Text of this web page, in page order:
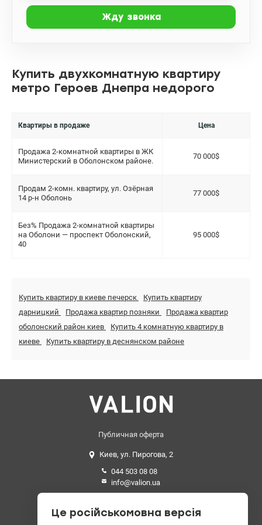
Купить двухкомнатную квартиру
метро Героев Днепра недорого
Квартиры в продаже Цена
Продажа 2-комнатной квартиры в ЖК
Министерский в Оболонском районе.
70 000$
Продам 2-комн. квартиру, ул. Озёрная
14 р-н Оболонь
77 000$
Без% Продажа 2-комнатной квартиры
на Оболони — проспект Оболонский,
40
95 000$
Купить квартиру в киеве печерск
Купить квартиру
дарницкий
Продажа квартир позняки
Продажа квартир
оболонский район киев
Купить 4 комнатную квартиру в
киеве
Купить квартиру в деснянском районе
Публичная оферта
Киев, ул. Пирогова, 2
044 503 08 08
info@valion.ua
Це російськомовна версія